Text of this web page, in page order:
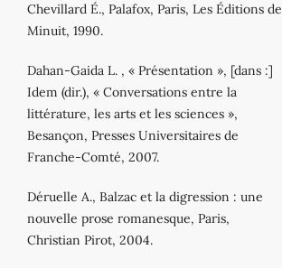
Chevillard É., Palafox, Paris, Les Éditions de
Minuit, 1990.
Dahan-Gaida L. , « Présentation », [dans :]
Idem (dir.), « Conversations entre la
littérature, les arts et les sciences »,
Besançon, Presses Universitaires de
Franche-Comté, 2007.
Déruelle A., Balzac et la digression : une
nouvelle prose romanesque, Paris,
Christian Pirot, 2004.